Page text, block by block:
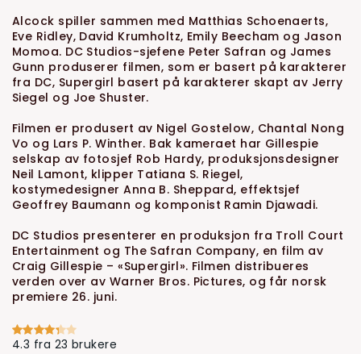
Alcock spiller sammen med Matthias Schoenaerts,
Eve Ridley, David Krumholtz, Emily Beecham og Jason
Momoa. DC Studios-sjefene Peter Safran og James
Gunn produserer filmen, som er basert på karakterer
fra DC, Supergirl basert på karakterer skapt av Jerry
Siegel og Joe Shuster.
Filmen er produsert av Nigel Gostelow, Chantal Nong
Vo og Lars P. Winther. Bak kameraet har Gillespie
selskap av fotosjef Rob Hardy, produksjonsdesigner
Neil Lamont, klipper Tatiana S. Riegel,
kostymedesigner Anna B. Sheppard, effektsjef
Geoffrey Baumann og komponist Ramin Djawadi.
DC Studios presenterer en produksjon fra Troll Court
Entertainment og The Safran Company, en film av
Craig Gillespie – «Supergirl». Filmen distribueres
verden over av Warner Bros. Pictures, og får norsk
premiere 26. juni.
4.3 fra 23 brukere